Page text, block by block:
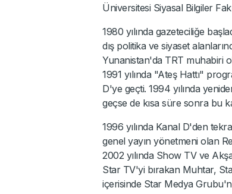
Üniversitesi Siyasal Bilgiler
1980 yılında gazeteciliğe
dış politika ve siyaset
Yunanistan'da TRT muhabiri
1991 yılında "Ateş Hattı"
D'ye geçti. 1994 yılında
geçse de kısa süre sonra bu
1996 yılında Kanal D'den
genel yayın yönetmeni olan
2002 yılında Show TV ve
Star TV'yi bırakan Muhtar,
içerisinde Star Medya